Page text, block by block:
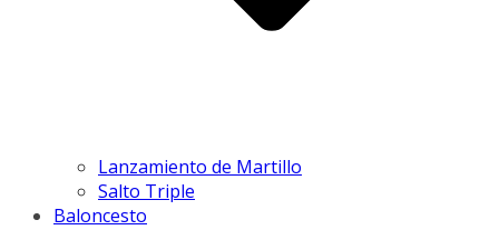
Lanzamiento de Martillo
Salto Triple
Baloncesto